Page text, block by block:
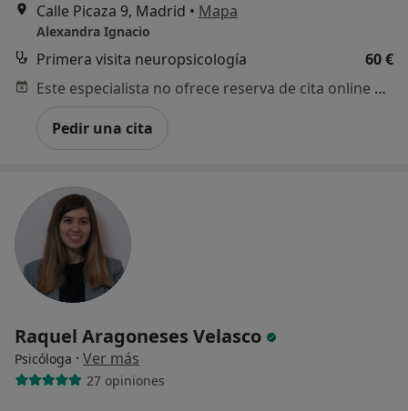
Calle Picaza 9, Madrid • Mapa
Alexandra Ignacio
Primera visita neuropsicología
60 €
Este especialista no ofrece reserva de cita online en esta dirección.
Pedir una cita
Raquel Aragoneses Velasco
Psicóloga · Ver más
27 opiniones